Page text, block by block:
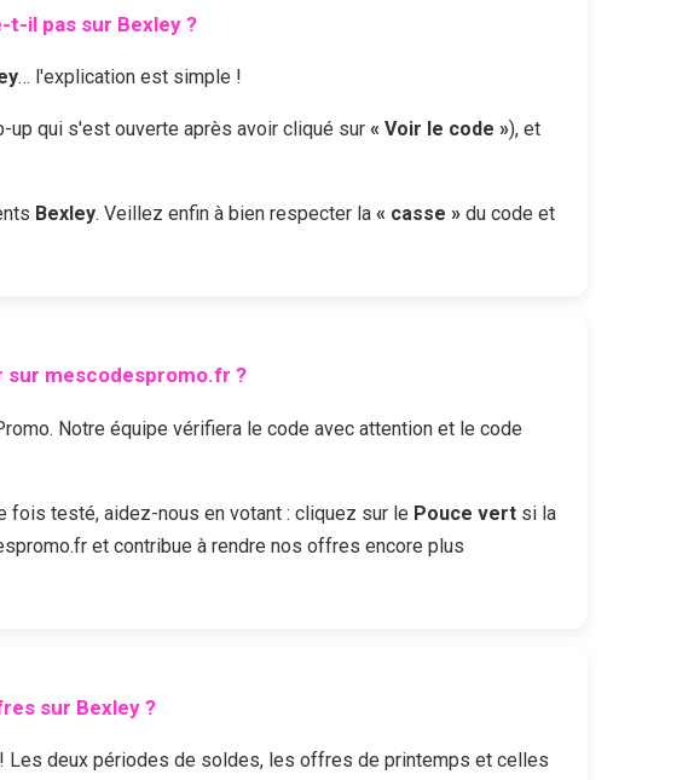
t-il pas sur Bexley ?
… l'explication est simple !
up qui s'est ouverte après avoir cliqué sur « Voir le code »), et
Bexley. Veillez enfin à bien respecter la « casse » du code et
mescodespromo.fr ?
Notre équipe vérifiera le code avec attention et le code
fois testé, aidez-nous en votant : cliquez sur le Pouce vert si la
et contribue à rendre nos offres encore plus
sur Bexley?
Les deux périodes de soldes, les offres de printemps et celles